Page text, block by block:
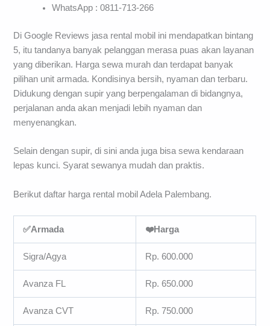
WhatsApp : 0811-713-266
Di Google Reviews jasa rental mobil ini mendapatkan bintang
5, itu tandanya banyak pelanggan merasa puas akan layanan
yang diberikan. Harga sewa murah dan terdapat banyak
pilihan unit armada. Kondisinya bersih, nyaman dan terbaru.
Didukung dengan supir yang berpengalaman di bidangnya,
perjalanan anda akan menjadi lebih nyaman dan
menyenangkan.
Selain dengan supir, di sini anda juga bisa sewa kendaraan
lepas kunci. Syarat sewanya mudah dan praktis.
Berikut daftar harga rental mobil Adela Palembang.
✅Armada ❤️Harga
Sigra/Agya Rp. 600.000
Avanza FL Rp. 650.000
Avanza CVT Rp. 750.000